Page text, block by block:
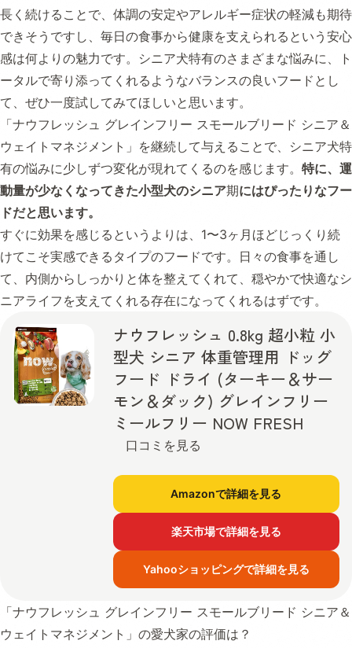
長く続けることで、体調の安定やアレルギー症状の軽減も期待
できそうですし、毎日の食事から健康を支えられるという安心
感は何よりの魅力です。シニア犬特有のさまざまな悩みに、ト
ータルで寄り添ってくれるようなバランスの良いフードとし
て、ぜひ一度試してみてほしいと思います。
「ナウフレッシュ グレインフリー スモールブリード シニア＆
ウェイトマネジメント」を継続して与えることで、シニア犬特
有の悩みに少しずつ変化が現れてくるのを感じます。 特に、運
動量が少なくなってきた小型犬のシニア期にはぴったりなフー
ドだと思います。
すぐに効果を感じるというよりは、1〜3ヶ月ほどじっくり続
けてこそ実感できるタイプのフードです。日々の食事を通し
て、内側からしっかりと体を整えてくれて、穏やかで快適なシ
ニアライフを支えてくれる存在になってくれるはずです。
ナウフレッシュ 0.8kg 超小粒 小
型犬 シニア 体重管理用 ドッグ
フード ドライ (ターキー＆サー
モン＆ダック) グレインフリー
ミールフリー NOW FRESH
口コミを見る
Amazonで詳細を見る
楽天市場で詳細を見る
Yahooショッピングで詳細を見る
「ナウフレッシュ グレインフリー スモールブリード シニア＆
ウェイトマネジメント」の愛犬家の評価は？